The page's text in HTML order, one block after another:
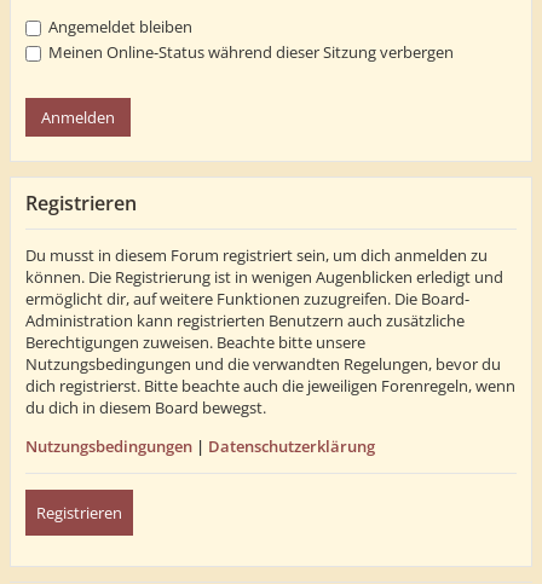
Angemeldet bleiben
Meinen Online-Status während dieser Sitzung verbergen
Registrieren
Du musst in diesem Forum registriert sein, um dich anmelden zu
können. Die Registrierung ist in wenigen Augenblicken erledigt und
ermöglicht dir, auf weitere Funktionen zuzugreifen. Die Board-
Administration kann registrierten Benutzern auch zusätzliche
Berechtigungen zuweisen. Beachte bitte unsere
Nutzungsbedingungen und die verwandten Regelungen, bevor du
dich registrierst. Bitte beachte auch die jeweiligen Forenregeln, wenn
du dich in diesem Board bewegst.
Nutzungsbedingungen | Datenschutzerklärung
Registrieren